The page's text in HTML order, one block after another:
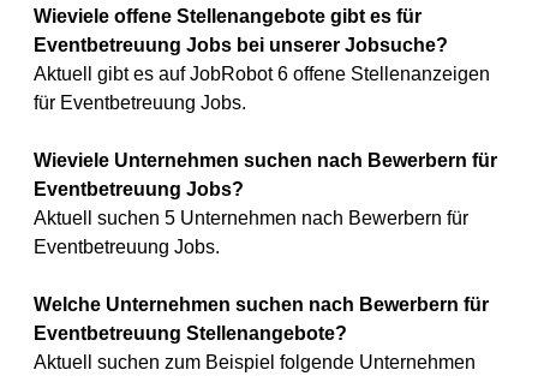
Wieviele offene Stellenangebote gibt es für
Eventbetreuung Jobs bei unserer Jobsuche?
Aktuell gibt es auf JobRobot 6 offene Stellenanzeigen
für Eventbetreuung Jobs.
Wieviele Unternehmen suchen nach Bewerbern für
Eventbetreuung Jobs?
Aktuell suchen 5 Unternehmen nach Bewerbern für
Eventbetreuung Jobs.
Welche Unternehmen suchen nach Bewerbern für
Eventbetreuung Stellenangebote?
Aktuell suchen zum Beispiel folgende Unternehmen